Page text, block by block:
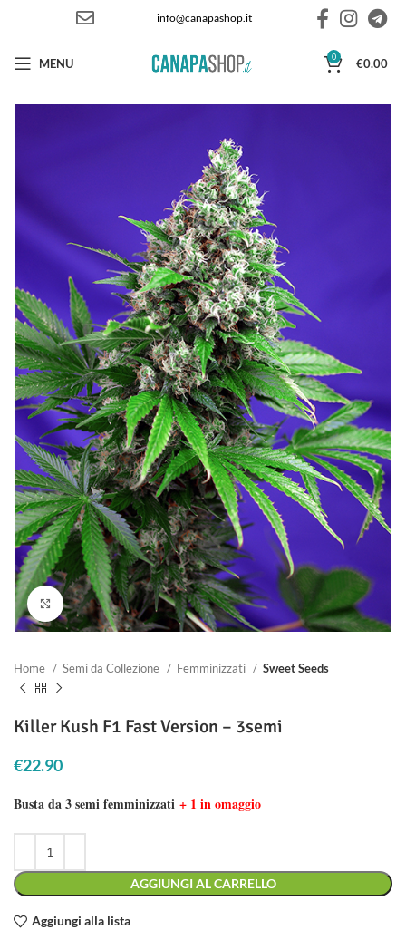
info@canapashop.it
MENU 0 €0.00
Clicca per ingrandire
Home Semi da Collezione Femminizzati Sweet Seeds
Killer Kush F1 Fast Version – 3semi
€22.90
Busta da 3 semi femminizzati + 1 in omaggio
AGGIUNGI AL CARRELLO
Aggiungi alla lista